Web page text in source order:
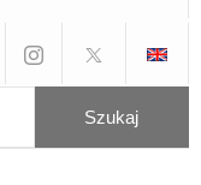
czarnymczarnymżółtym